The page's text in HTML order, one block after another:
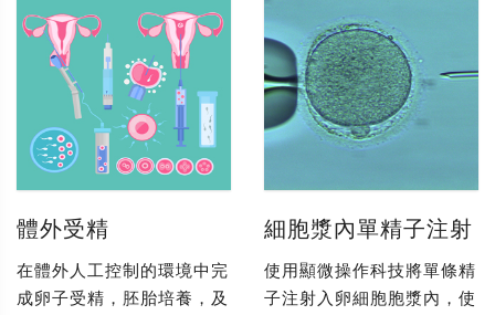
體外受精
在體外人工控制的環境中完
成卵子受精，胚胎培養，及
細胞漿內單精子注射
使用顯微操作科技將單條精
子注射入卵細胞胞漿內，使